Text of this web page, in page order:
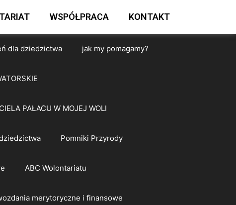
WSPÓŁPRACA KONTAKT
dla dziedzictwa jak my pomagamy?
PAŁACU W MOJEJ WOLI
Pomniki Przyrody
ABC Wolontariatu
merytoryczne i finansowe